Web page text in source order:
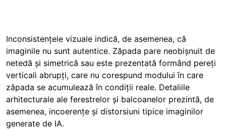
Inconsistențele vizuale indică, de asemenea, că
imaginile nu sunt autentice. Zăpada pare neobișnuit de
netedă și simetrică sau este prezentată formând pereți
verticali abrupți, care nu corespund modului în care
zăpada se acumulează în condiții reale. Detaliile
arhitecturale ale ferestrelor și balcoanelor prezintă, de
asemenea, incoerențe și distorsiuni tipice imaginilor
generate de IA.